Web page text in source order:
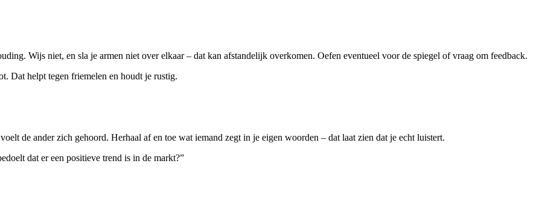
Wijs niet, en sla je armen niet over elkaar – dat kan afstandelijk overkomen. Oefen eventueel voor de spiegel of vraag om feedback.
Dat helpt tegen friemelen en houdt je rustig.
de ander zich gehoord. Herhaal af en toe wat iemand zegt in je eigen woorden – dat laat zien dat je echt luistert.
dat er een positieve trend is in de markt?”